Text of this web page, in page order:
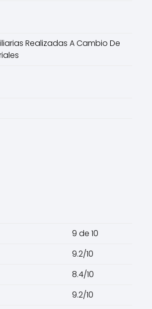
Realizadas A Cambio De
9 de 10
9.2/10
8.4/10
9.2/10